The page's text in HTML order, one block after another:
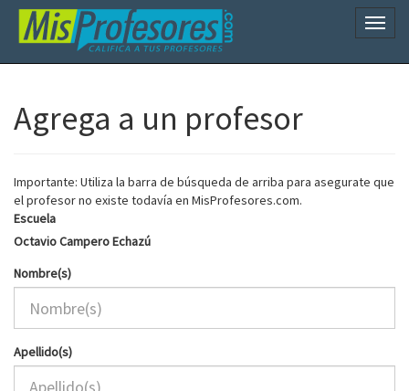
Agrega a un profesor
Importante: Utiliza la barra de búsqueda de arriba para asegurate que
el profesor no existe todavía en MisProfesores.com.
Escuela
Octavio Campero Echazú
Nombre(s)
Apellido(s)